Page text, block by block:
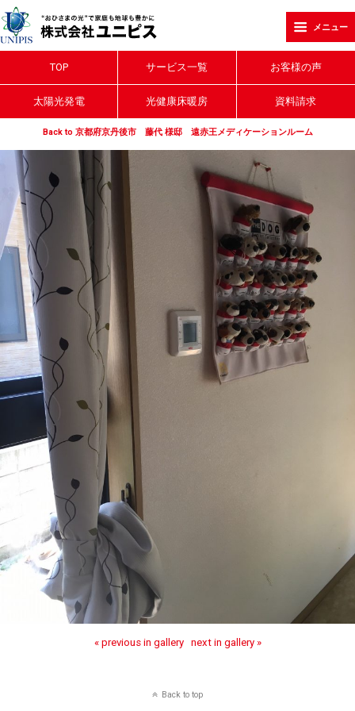
メニュー
TOP サービス一覧 お客様の声
太陽光発電 光健康床暖房 資料請求
Back to 京都府京丹後市 藤代 様邸 遠赤王メディケーションルーム
« previous in gallery next in gallery »
Back to top